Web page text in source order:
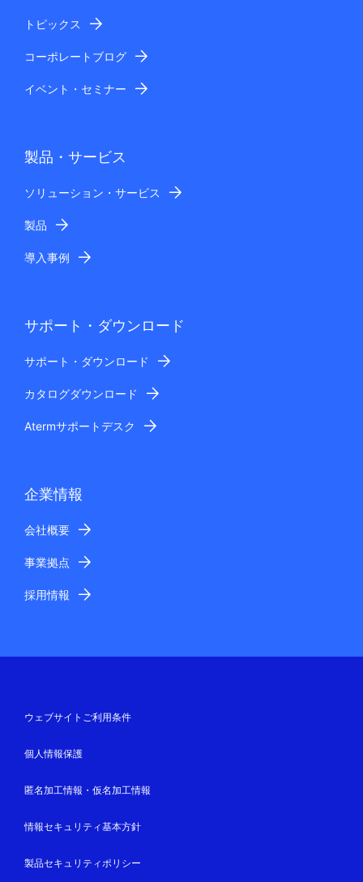
トピックス
コーポレートブログ
イベント・セミナー
製品・サービス
ソリューション・サービス
製品
導入事例
サポート・ダウンロード
サポート・ダウンロード
カタログダウンロード
Atermサポートデスク
企業情報
会社概要
事業拠点
採用情報
ウェブサイトご利用条件
個人情報保護
匿名加工情報・仮名加工情報
情報セキュリティ基本方針
製品セキュリティポリシー